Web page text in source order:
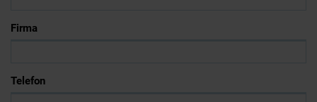
Firma
Telefon